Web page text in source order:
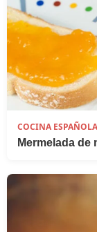
COCINA ESPAÑOLA
Mermelada de